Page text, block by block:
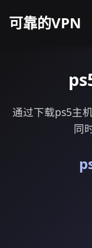
可靠的VPN
通过下载ps5主
同